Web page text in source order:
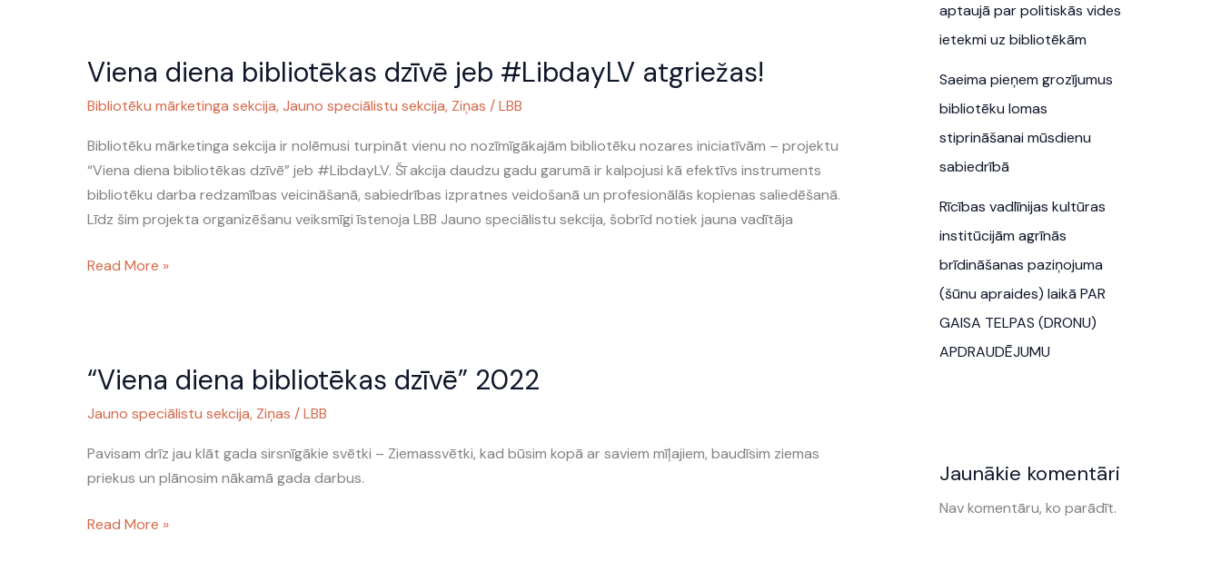
Viena diena bibliotēkas dzīvē jeb #LibdayLV atgriežas!
Bibliotēku mārketinga sekcija,Jauno speciālistu sekcija, Ziņas /LBB
Bibliotēku mārketinga sekcija ir nolēmusi turpināt vienu no nozīmīgākajām bibliotēku nozares iniciatīvām – projektu
“Viena diena bibliotēkas dzīvē” jeb #LibdayLV. Šī akcija daudzu gadu garumā ir kalpojusi kā efektīvs instruments
bibliotēku darba redzamības veicināšanā, sabiedrības izpratnes veidošanā un profesionālās kopienas saliedēšanā.
Līdz šim projekta organizēšanu veiksmīgi īstenoja LBB Jauno speciālistu sekcija, šobrīd notiek jauna vadītāja
diena
jeb
#LibdayLV
atgriežas!
Read More »
“Viena diena bibliotēkas dzīvē” 2022
Jauno speciālistu sekcija, Ziņas /LBB
Pavisam drīz jau klāt gada sirsnīgākie svētki – Ziemassvētki, kad būsim kopā ar saviem mīļajiem, baudīsim ziemas
priekus un plānosim nākamā gada darbus.
diena
2022
Read More »
aptaujā par politiskās vides
ietekmi uz bibliotēkām
Saeima pieņem grozījumus
bibliotēku lomas
stiprināšanai mūsdienu
sabiedrībā
Rīcības vadlīnijas kultūras
institūcijām agrīnās
brīdināšanas paziņojuma
(šūnu apraides) laikā PAR
GAISA TELPAS (DRONU)
APDRAUDĒJUMU
Jaunākie komentāri
Nav komentāru, ko parādīt.